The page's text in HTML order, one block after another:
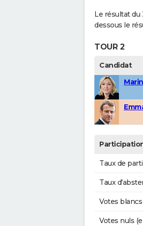
Le résultat
dessous le
TOUR 2
Candidat
Taux de
Taux
Votes
Votes nuls